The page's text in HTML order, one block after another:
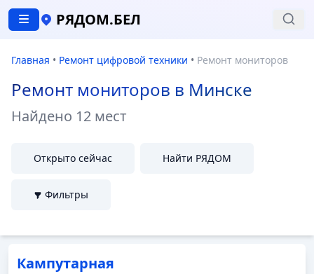
РЯДОМ.БЕЛ
Главная • Ремонт цифровой техники • Ремонт мониторов
Ремонт мониторов в Минске
Найдено 12 мест
Открыто сейчас Найти РЯДОМ
Фильтры
Кампутарная